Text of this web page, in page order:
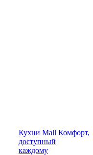
Кухни Mall Комфорт,
доступный
каждому